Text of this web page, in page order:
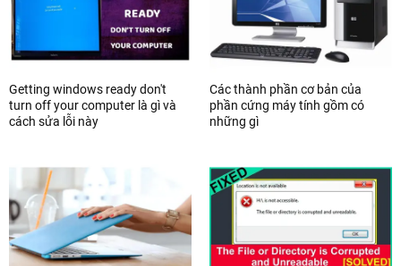
Getting windows ready don't
turn off your computer là gì và
cách sửa lỗi này
Các thành phần cơ bản của
phần cứng máy tính gồm có
những gì